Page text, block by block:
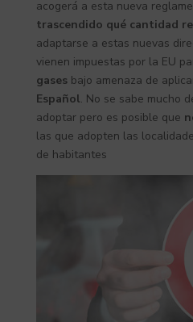
acogerá a esta nueva
trascendido qué cantidad
adaptarse a estas nuevas
vienen impuestas por la EU
gasesbajo amenaza de
Español. No se sabe mucho
adoptar pero es posible que
las que adopten las
de habitantes